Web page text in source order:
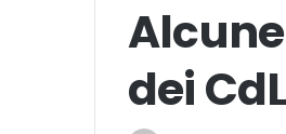
dei CdL